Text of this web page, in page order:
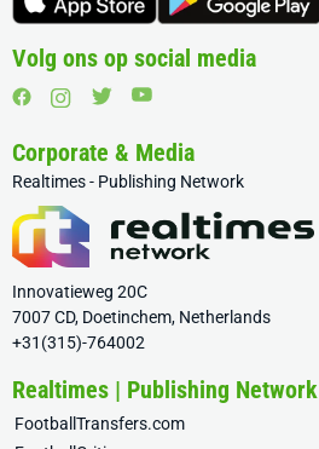
Volg ons op social media
Corporate & Media
Realtimes - Publishing Network
Innovatieweg 20C
7007 CD, Doetinchem, Netherlands
+31(315)-764002
Realtimes | Publishing Network
FootballTransfers.com